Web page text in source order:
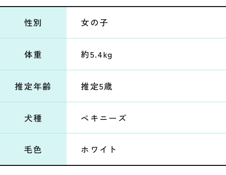
性別 女の子
体重 約5.4kg
推定年齢 推定5歳
犬種 ペキニーズ
毛色 ホワイト